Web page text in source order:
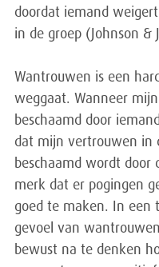
doordat iemand
in de groep (Johnson &
Wantrouwen is een
weggaat. Wanneer
beschaamd door
dat mijn vertrouwen in
beschaamd wordt door
merk dat er pogingen
goed te maken. In een
gevoel van
bewust na te denken